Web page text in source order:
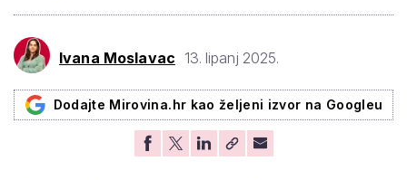
Ivana Moslavac 13. lipanj 2025.
Dodajte Mirovina.hr kao željeni izvor na Googleu